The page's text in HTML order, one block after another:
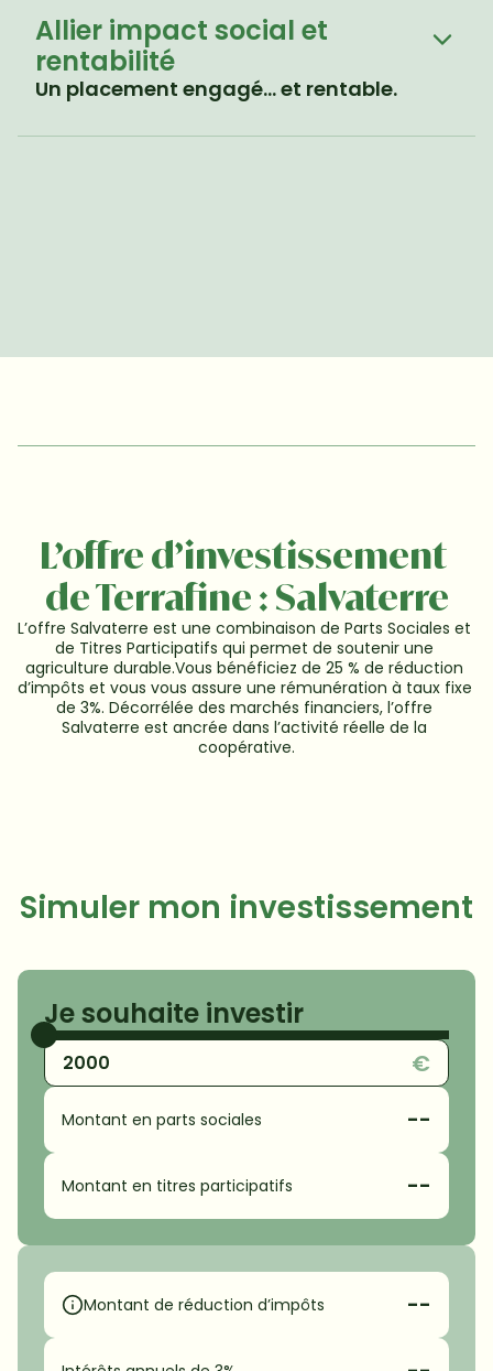
Allier impact social et
rentabilité
Un placement engagé… et rentable.
L’offre d’investissement
de Terrafine : Salvaterre
L’offre Salvaterre est une combinaison de Parts Sociales et
de Titres Participatifs qui permet de soutenir une
agriculture durable.Vous bénéficiez de 25 % de réduction
d’impôts et vous vous assure une rémunération à taux fixe
de 3%. Décorrélée des marchés financiers, l’offre
Salvaterre est ancrée dans l’activité réelle de la
coopérative.
Simuler mon investissement
Je souhaite investir
€
Montant en parts sociales --
Montant en titres participatifs --
Montant de réduction d’impôts --